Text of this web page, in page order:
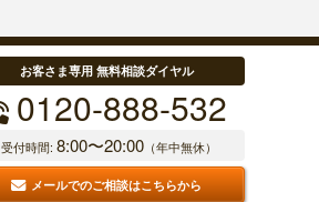
お客さま専用 無料相談ダイヤル
0120-888-532
受付時間: 8:00〜20:00 （年中無休）
メールでのご相談はこちらから